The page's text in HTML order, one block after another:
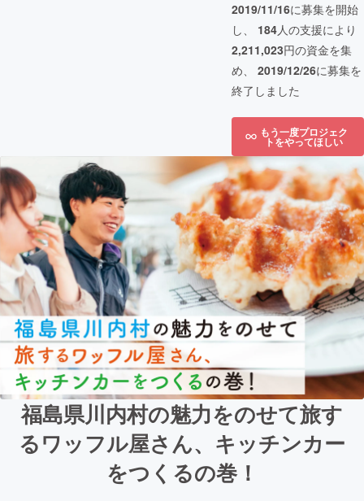
2019/11/16に募集を開始
し、 184人の支援により
2,211,023円の資金を集
め、 2019/12/26に募集を
終了しました
もう一度プロジェク
トをやってほしい
福島県川内村の魅力をのせて旅す
るワッフル屋さん、キッチンカー
をつくるの巻！